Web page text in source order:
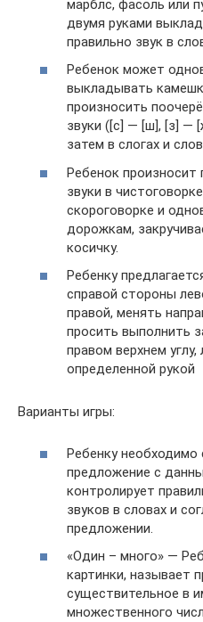
марблс, фасоль или
двумя руками
правильно звук в
Ребенок может
выкладывать
произносить
звуки ([c] — [ш], [з] —
затем в слогах и
Ребенок произносит
звуки в
скороговорке и
дорожкам,
косичку.
Ребенку
справой стороны
правой, менять
просить выполнить
правом верхнем
определенной рукой
Варианты игры:
Ребенку необходимо
предложение с
контролирует
звуков в словах и
предложении.
«Один – много» —
картинки, называет
существительное в
множественного